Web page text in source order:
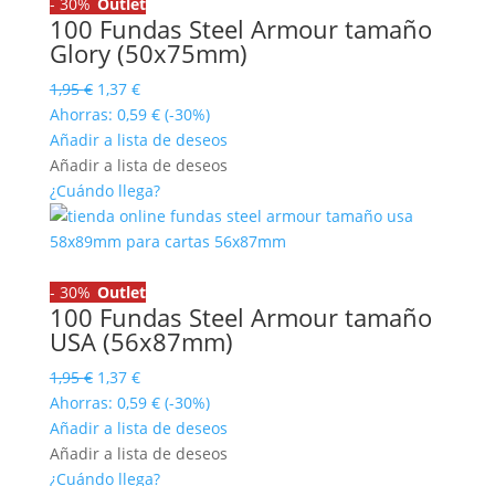
100 Fundas Steel Armour tamaño
Glory (50x75mm)
1,95€ El
precio
original
era:
1,95 €.
1,37 €El
precio
actual
es:
1,37 €.
Ahorras: 0,59 € (-30%)
Añadir a lista de deseos
Añadir a lista de deseos
¿Cuándo llega?
- 30% Outlet
100 Fundas Steel Armour tamaño
USA (56x87mm)
1,95€ El
precio
original
era:
1,95 €.
1,37 €El
precio
actual
es:
1,37 €.
Ahorras: 0,59 € (-30%)
Añadir a lista de deseos
Añadir a lista de deseos
¿Cuándo llega?